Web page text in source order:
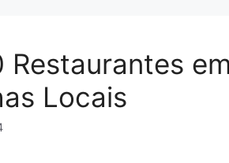
Restaurantes
Locais